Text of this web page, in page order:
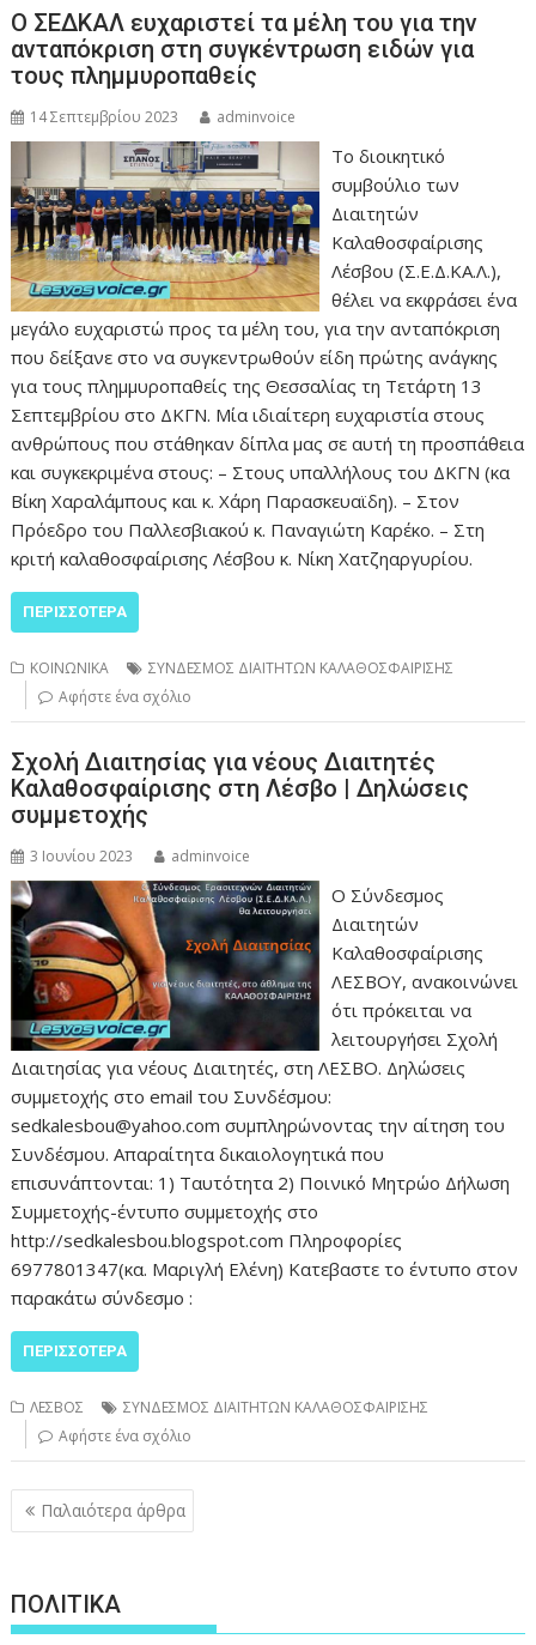
Ο ΣΕΔΚΑΛ ευχαριστεί τα μέλη του για την
ανταπόκριση στη συγκέντρωση ειδών για
τους πλημμυροπαθείς
14 Σεπτεμβρίου 2023 adminvoice
Το διοικητικό
συμβούλιο των
Διαιτητών
Καλαθοσφαίρισης
Λέσβου (Σ.Ε.Δ.ΚΑ.Λ.),
θέλει να εκφράσει ένα
μεγάλο ευχαριστώ προς τα μέλη του, για την ανταπόκριση
που δείξανε στο να συγκεντρωθούν είδη πρώτης ανάγκης
για τους πλημμυροπαθείς της Θεσσαλίας τη Τετάρτη 13
Σεπτεμβρίου στο ΔΚΓΝ. Μία ιδιαίτερη ευχαριστία στους
ανθρώπους που στάθηκαν δίπλα μας σε αυτή τη προσπάθεια
και συγκεκριμένα στους: – Στους υπαλλήλους του ΔΚΓΝ (κα
Βίκη Χαραλάμπους και κ. Χάρη Παρασκευαϊδη). – Στον
Πρόεδρο του Παλλεσβιακού κ. Παναγιώτη Καρέκο. – Στη
κριτή καλαθοσφαίρισης Λέσβου κ. Νίκη Χατζηαργυρίου.
ΠΕΡΙΣΣΌΤΕΡΑ
ΚΟΙΝΩΝΙΚΑ
ΣΥΝΔΕΣΜΟΣ ΔΙΑΙΤΗΤΩΝ ΚΑΛΑΘΟΣΦΑΙΡΙΣΗΣ
Αφήστε ένα σχόλιο
Σχολή Διαιτησίας για νέους Διαιτητές
Καλαθοσφαίρισης στη Λέσβο | Δηλώσεις
συμμετοχής
3 Ιουνίου 2023 adminvoice
Ο Σύνδεσμος
Διαιτητών
Καλαθοσφαίρισης
ΛΕΣΒΟΥ, ανακοινώνει
ότι πρόκειται να
λειτουργήσει Σχολή
Διαιτησίας για νέους Διαιτητές, στη ΛΕΣΒΟ. Δηλώσεις
συμμετοχής στο email του Συνδέσμου:
sedkalesbou@yahoo.com συμπληρώνοντας την αίτηση του
Συνδέσμου. Απαραίτητα δικαιολογητικά που
επισυνάπτονται: 1) Ταυτότητα 2) Ποινικό Μητρώο Δήλωση
Συμμετοχής-έντυπο συμμετοχής στο
http://sedkalesbou.blogspot.com Πληροφορίες
6977801347(κα. Μαριγλή Ελένη) Κατεβαστε το έντυπο στον
παρακάτω σύνδεσμο :
ΠΕΡΙΣΣΌΤΕΡΑ
ΛΕΣΒΟΣ
ΣΥΝΔΕΣΜΟΣ ΔΙΑΙΤΗΤΩΝ ΚΑΛΑΘΟΣΦΑΙΡΙΣΗΣ
Αφήστε ένα σχόλιο
Πλοήγηση
άρθρων
Παλαιότερα άρθρα
ΠΟΛΙΤΙΚΑ